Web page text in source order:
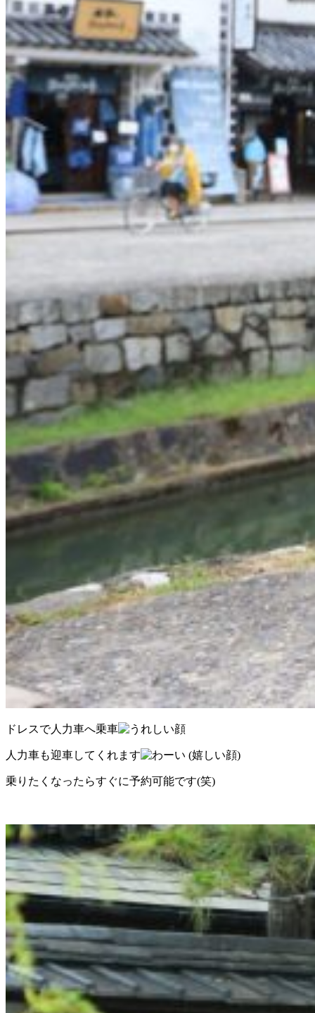
ドレスで人力車へ乗車
人力車も迎車してくれます
乗りたくなったらすぐに予約可能です(笑)